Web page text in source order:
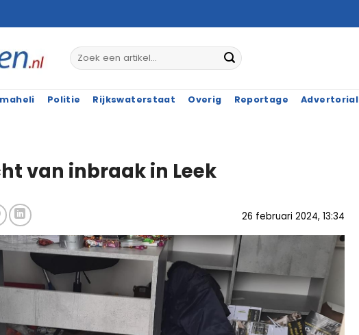
Politie Rijkswaterstaat Overig Reportage Advertorial
van inbraak in Leek
26 februari 2024, 13:34